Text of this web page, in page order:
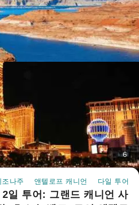
6
조나주 앤텔로프 캐니언 다일 투어
일 투어: 그랜드 캐니언 사